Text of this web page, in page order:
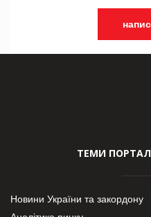
ТЕМИ
Новини України та закордону